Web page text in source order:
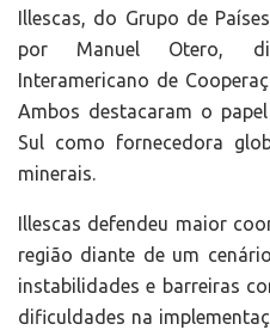
Illescas, do Grupo de
por Manuel Otero,
Interamericano de
Ambos destacaram o
Sul como fornecedora
minerais.
Illescas defendeu maior
região diante de um
instabilidades e barreiras
dificuldades na